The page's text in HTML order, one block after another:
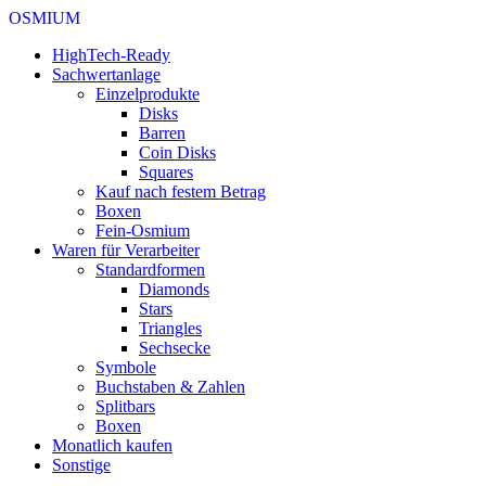
OSMIUM
HighTech-Ready
Sachwertanlage
Einzelprodukte
Disks
Barren
Coin Disks
Squares
Kauf nach festem Betrag
Boxen
Fein-Osmium
Waren für Verarbeiter
Standardformen
Diamonds
Stars
Triangles
Sechsecke
Symbole
Buchstaben & Zahlen
Splitbars
Boxen
Monatlich kaufen
Sonstige